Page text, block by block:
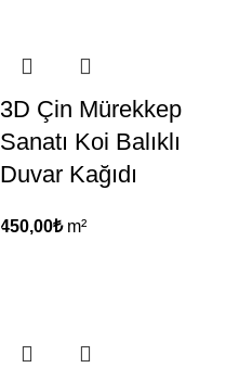
3D Çin Mürekkep
Sanatı Koi Balıklı
Duvar Kağıdı
450,00₺m²